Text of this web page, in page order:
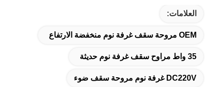
العلامات:
OEM مروحة سقف غرفة نوم منخفضة الارتفاع
35 واط مراوح سقف غرفة نوم حديثة
DC220V غرفة نوم مروحة سقف ضوء